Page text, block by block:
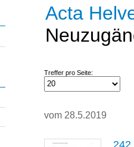
Acta
Treffer pro Seite:
vom 28.5.2019